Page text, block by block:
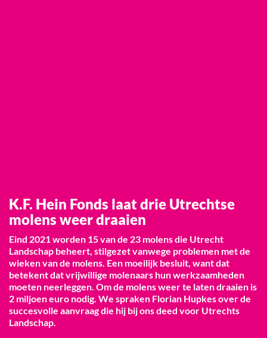
K.F. Hein Fonds laat drie Utrechtse
molens weer draaien
Eind 2021 worden 15 van de 23 molens die Utrecht
Landschap beheert, stilgezet vanwege problemen met de
wieken van de molens. Een moeilijk besluit, want dat
betekent dat vrijwillige molenaars hun werkzaamheden
moeten neerleggen. Om de molens weer te laten draaien is
2 miljoen euro nodig. We spraken Florian Hupkes over de
succesvolle aanvraag die hij bij ons deed voor Utrechts
Landschap.
K.F. Hein Fonds laat drie Utrechtse
molens weer draaien
Eind 2021 worden 15 van de 23 molens die Utrecht
Landschap beheert, stilgezet vanwege problemen met de
wieken van de molens. Een moeilijk besluit, want dat
betekent dat vrijwillige molenaars hun werkzaamheden
moeten neerleggen. Om de molens weer te laten draaien is
2 miljoen euro nodig. We spraken Florian Hupkes over de
succesvolle aanvraag die hij bij ons deed voor Utrechts
Landschap.